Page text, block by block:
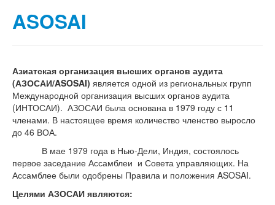
ASOSAI
Азиатская организация высших органов аудита
(АЗОСАИ/ASOSAI) является одной из региональных групп
Международной организация высших органов аудита
(ИНТОСАИ). АЗОСАИ была основана в 1979 году с 11
членами. В настоящее время количество членство выросло
до 46 ВОА.
В мае 1979 года в Нью-Дели, Индия, состоялось
первое заседание Ассамблеи и Совета управляющих. На
Ассамблее были одобрены Правила и положения ASOSAI.
Целями АЗОСАИ являются: